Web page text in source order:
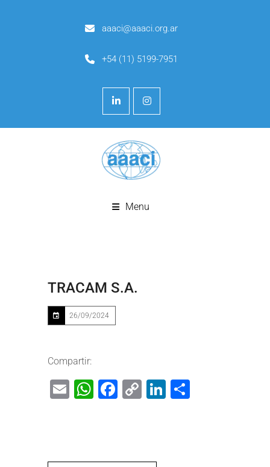
aaaci@aaaci.org.ar
+54 (11) 5199-7951
Menu
TRACAM S.A.
26/09/2024
Compartir:
EmailWhatsApp
Facebook
CopyLinkedIn